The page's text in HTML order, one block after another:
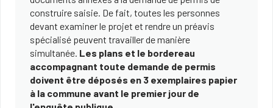
construire saisie. De fait, toutes les personnes
devant examiner le projet et rendre un préavis
spécialisé peuvent travailler de manière
simultanée. Les plans et le bordereau
accompagnant toute demande de permis
doivent être déposés en 3 exemplaires papier
à la commune avant le premier jour de